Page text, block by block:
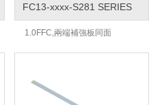
FC13-xxxx-S281 SERIES
1.0FFC,兩端補強板同面